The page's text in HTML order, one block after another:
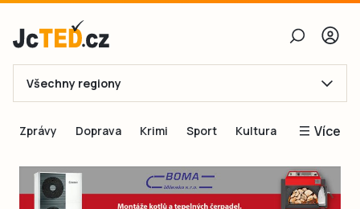
E-mail
Obnovit heslo
Všechny regiony
Zprávy Doprava Krimi Sport Kultura Více
Blogy
Inspirace